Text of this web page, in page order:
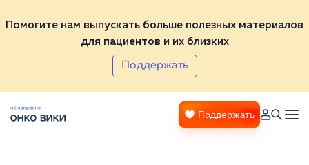
Помогите нам выпускать больше полезных материалов
для пациентов и их близких
Поддержать
Поддержать